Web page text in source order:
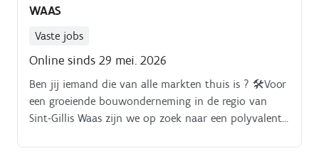
WAAS
Vaste jobs
Online sinds 29 mei. 2026
Ben jij iemand die van alle markten thuis is ? 🛠️Voor
een groeiende bouwonderneming in de regio van
Sint-Gillis Waas zijn we op zoek naar een polyvalent
projecten als residentiële projecten lopen. Wij zijn op